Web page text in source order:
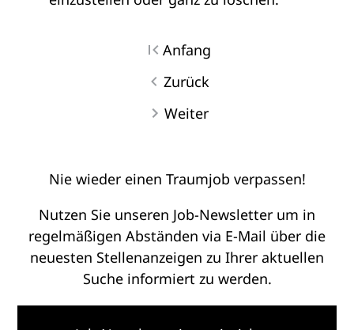
Anfang
Zurück
Weiter
Nie wieder einen Traumjob verpassen!
Nutzen Sie unseren Job-Newsletter um in
regelmäßigen Abständen via E-Mail über die
neuesten Stellenanzeigen zu Ihrer aktuellen
Suche informiert zu werden.